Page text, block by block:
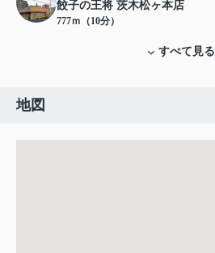
餃子の王将 茨木松ヶ本店
777ｍ（10分）
すべて見る
地図